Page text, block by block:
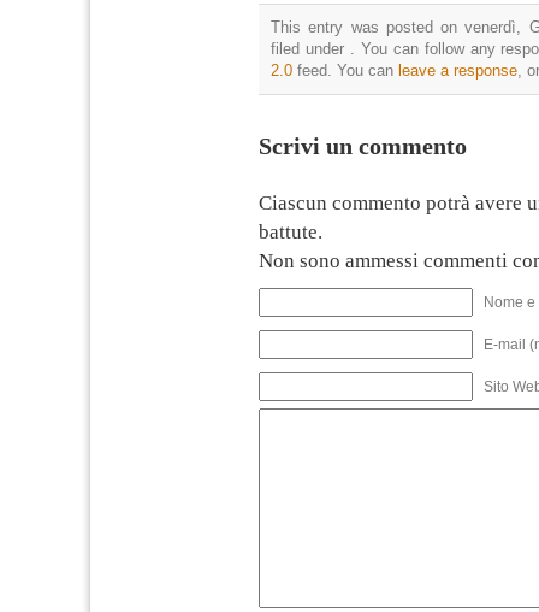
This entry was posted on venerdì,
filed under . You can follow any
2.0 feed. You can leave a response,
Scrivi un commento
Ciascun commento potrà avere
battute.
Non sono ammessi commenti
Nome
E-mail
Sito